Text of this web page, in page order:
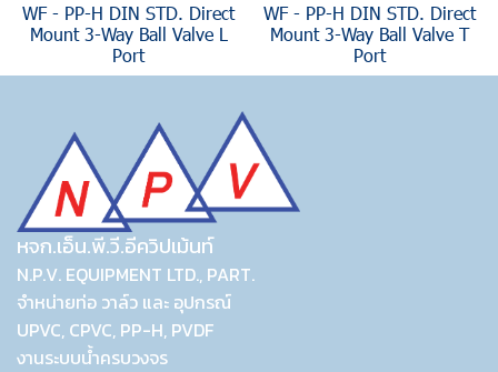
WF - PP-H DIN STD. Direct
Mount 3-Way Ball Valve L
Port
WF - PP-H DIN STD. Direct
Mount 3-Way Ball Valve T
Port
หจก.เอ็น.พี.วี.อีควิปเม้นท์
N.P.V. EQUIPMENT LTD., PART.
จำหน่ายท่อ วาล์ว และ อุปกรณ์
UPVC, CPVC, PP-H, PVDF
งานระบบน้ำครบวงจร